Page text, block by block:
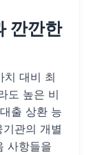
깐깐한
치 대비 최
도 높은 비
출 상환 능
관의 개별
사항들을